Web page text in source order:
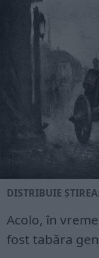
DISTRIBUIE
Acolo, în
fost tabăra